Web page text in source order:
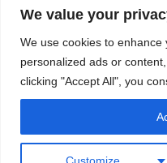
We value your
We use cookies to
personalized ads or
clicking "Accept All", you
Customize
SEOand Website by